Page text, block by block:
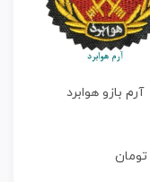
آرم بازو هوابرد
تومان